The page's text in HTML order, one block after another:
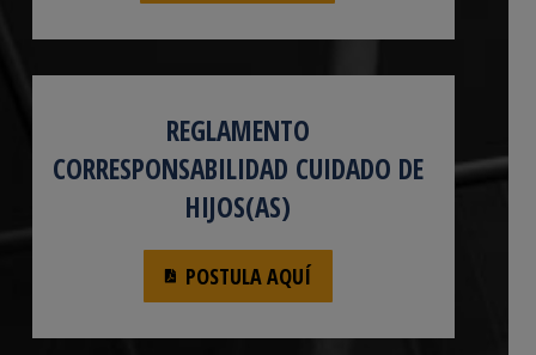
REGLAMENTO
CORRESPONSABILIDAD CUIDADO DE
HIJOS(AS)
POSTULA AQUÍ